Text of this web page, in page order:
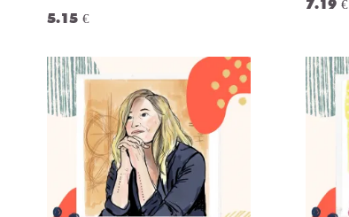
5.15 €
7.19 €